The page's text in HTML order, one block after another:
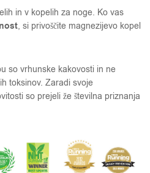
in v kopelih za noge. Ko vas
, si privoščite magnezijevo kopel
so vrhunske kakovosti in ne
toksinov. Zaradi svoje
so prejeli že številna priznanja